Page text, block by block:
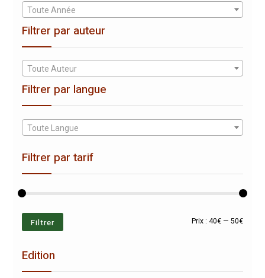
Toute Année
Filtrer par auteur
Toute Auteur
Filtrer par langue
Toute Langue
Filtrer par tarif
Prix
Prix
Filtrer Prix :40€ —50€
Edition